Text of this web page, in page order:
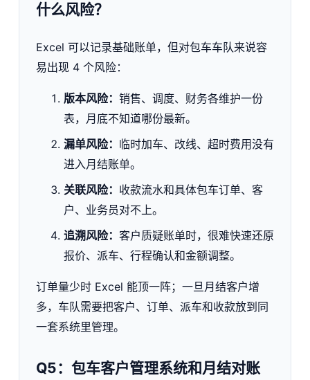
什么风险？
Excel 可以记录基础账单，但对包车车队来说容
易出现 4 个风险：
版本风险： 销售、调度、财务各维护一份
表，月底不知道哪份最新。
漏单风险： 临时加车、改线、超时费用没有
进入月结账单。
关联风险： 收款流水和具体包车订单、客
户、业务员对不上。
追溯风险： 客户质疑账单时，很难快速还原
报价、派车、行程确认和金额调整。
订单量少时 Excel 能顶一阵；一旦月结客户增
多，车队需要把客户、订单、派车和收款放到同
一套系统里管理。
Q5：包车客户管理系统和月结对账